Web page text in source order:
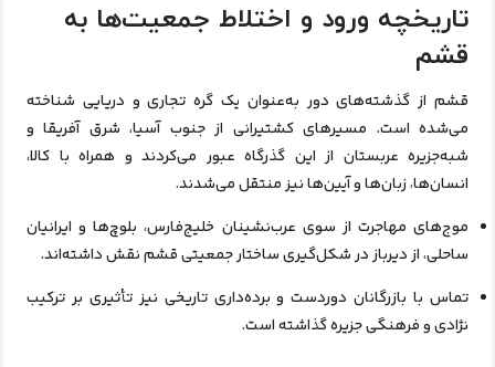
تاریخچه ورود و اختلاط جمعیت‌ها به
قشم
قشم از گذشته‌های دور به‌عنوان یک گره تجاری و دریایی شناخته
می‌شده است. مسیرهای کشتیرانی از جنوب آسیا، شرق آفریقا و
شبه‌جزیره عربستان از این گذرگاه عبور می‌کردند و همراه با کالا،
انسان‌ها، زبان‌ها و آیین‌ها نیز منتقل می‌شدند.
موج‌های مهاجرت از سوی عرب‌نشینان خلیج‌فارس، بلوچ‌ها و ایرانیان
ساحلی، از دیرباز در شکل‌گیری ساختار جمعیتی قشم نقش داشته‌اند.
تماس‌ با بازرگانان دوردست و برده‌داری تاریخی نیز تأثیری بر ترکیب
نژادی و فرهنگی جزیره گذاشته است.